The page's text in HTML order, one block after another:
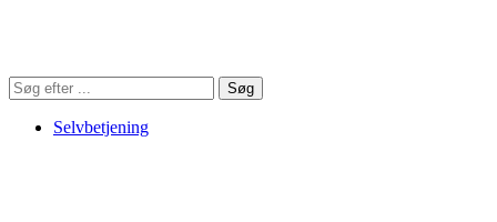
Søg
på
hjemmesiden
Søg
Selvbetjening